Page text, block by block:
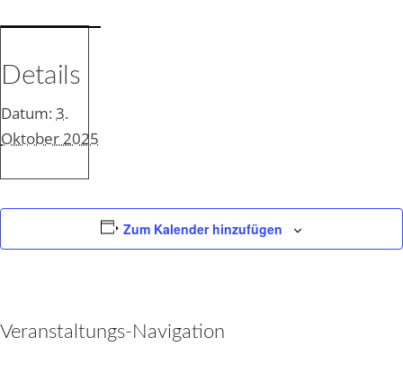
Details
Datum:3.
Oktober 2025
Zum Kalender hinzufügen
Veranstaltungs-Navigation